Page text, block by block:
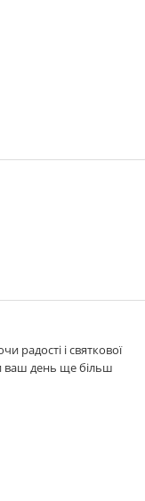
радості і святкової
ваш день ще більш